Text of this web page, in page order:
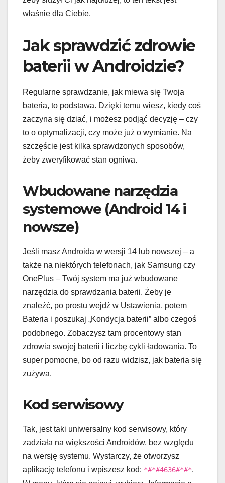
właśnie dla Ciebie.
Jak sprawdzić zdrowie
baterii w Androidzie?
Regularne sprawdzanie, jak miewa się Twoja
bateria, to podstawa. Dzięki temu wiesz, kiedy coś
zaczyna się dziać, i możesz podjąć decyzję – czy
to o optymalizacji, czy może już o wymianie. Na
szczęście jest kilka sprawdzonych sposobów,
żeby zweryfikować stan ogniwa.
Wbudowane narzędzia
systemowe (Android 14 i
nowsze)
Jeśli masz Androida w wersji 14 lub nowszej – a
także na niektórych telefonach, jak Samsung czy
OnePlus – Twój system ma już wbudowane
narzędzia do sprawdzania baterii. Żeby je
znaleźć, po prostu wejdź w Ustawienia, potem
Bateria i poszukaj „Kondycja baterii” albo czegoś
podobnego. Zobaczysz tam procentowy stan
zdrowia swojej baterii i liczbę cykli ładowania. To
super pomocne, bo od razu widzisz, jak bateria się
zużywa.
Kod serwisowy
Tak, jest taki uniwersalny kod serwisowy, który
zadziała na większości Androidów, bez względu
na wersję systemu. Wystarczy, że otworzysz
aplikację telefonu i wpiszesz kod: *#*#4636#*#*.